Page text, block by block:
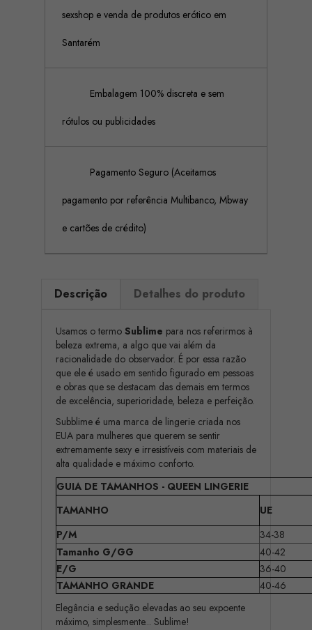
sexshop e venda de produtos erótico em
Santarém
Embalagem 100% discreta e sem
rótulos ou publicidades
Pagamento Seguro (Aceitamos
pagamento por referência Multibanco, Mbway
e cartões de crédito)
Descrição Detalhes do produto
Usamos o termo Sublime para nos referirmos à
beleza extrema, a algo que vai além da
racionalidade do observador. É por essa razão
que ele é usado em sentido figurado em pessoas
e obras que se destacam das demais em termos
de excelência, superioridade, beleza e perfeição.
Subblime é uma marca de lingerie criada nos
EUA para mulheres que querem se sentir
extremamente sexy e irresistíveis com materiais de
alta qualidade e máximo conforto.
GUIA DE TAMANHOS - QUEEN LINGERIE
TAMANHO
UE
P/M
34-38
Tamanho G/GG
40-42
E/G
36-40
TAMANHO GRANDE
40-46
Elegância e sedução elevadas ao seu expoente
máximo, simplesmente... Sublime!